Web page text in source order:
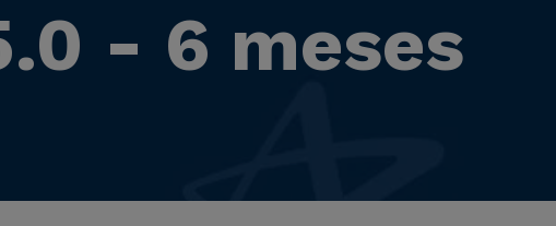
- 6 meses